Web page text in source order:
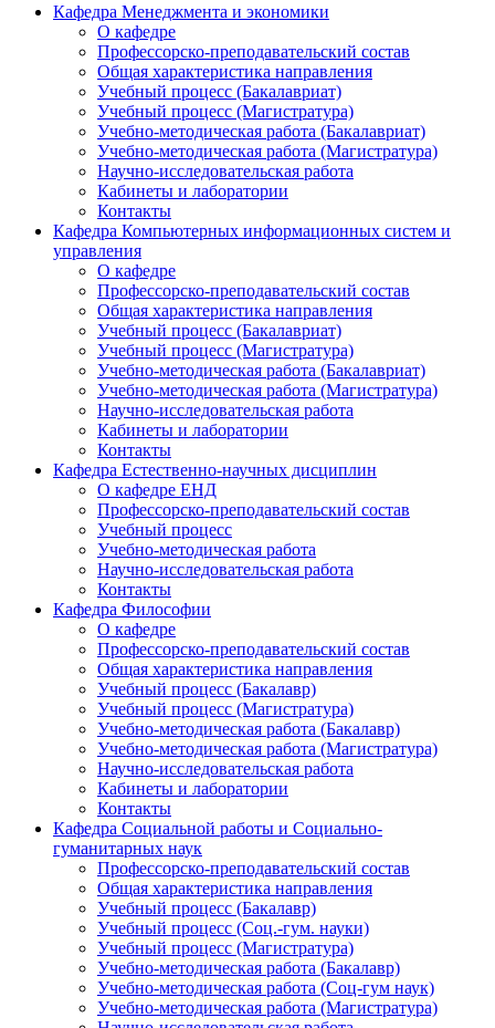
Кафедра Менеджмента и экономики
О кафедре
Профессорско-преподавательский состав
Общая характеристика направления
Учебный процесс (Бакалавриат)
Учебный процесс (Магистратура)
Учебно-методическая работа (Бакалавриат)
Учебно-методическая работа (Магистратура)
Научно-исследовательская работа
Кабинеты и лаборатории
Контакты
Кафедра Компьютерных информационных систем и
управления
О кафедре
Профессорско-преподавательский состав
Общая характеристика направления
Учебный процесс (Бакалавриат)
Учебный процесс (Магистратура)
Учебно-методическая работа (Бакалавриат)
Учебно-методическая работа (Магистратура)
Научно-исследовательская работа
Кабинеты и лаборатории
Контакты
Кафедра Естественно-научных дисциплин
О кафедре ЕНД
Профессорско-преподавательский состав
Учебный процесс
Учебно-методическая работа
Научно-исследовательская работа
Контакты
Кафедра Философии
О кафедре
Профессорско-преподавательский состав
Общая характеристика направления
Учебный процесс (Бакалавр)
Учебный процесс (Магистратура)
Учебно-методическая работа (Бакалавр)
Учебно-методическая работа (Магистратура)
Научно-исследовательская работа
Кабинеты и лаборатории
Контакты
Кафедра Социальной работы и Социально-
гуманитарных наук
Профессорско-преподавательский состав
Общая характеристика направления
Учебный процесс (Бакалавр)
Учебный процесс (Соц.-гум. науки)
Учебный процесс (Магистратура)
Учебно-методическая работа (Бакалавр)
Учебно-методическая работа (Соц-гум наук)
Учебно-методическая работа (Магистратура)